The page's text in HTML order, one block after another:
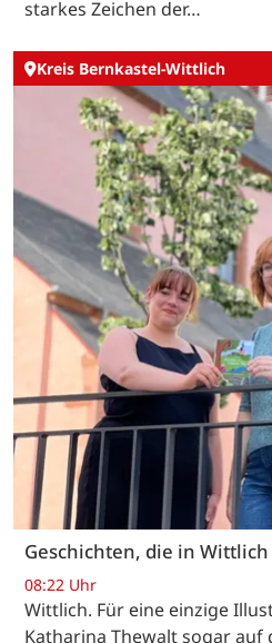
starkes Zeichen der…
Kreis Bernkastel-Wittlich
Geschichten, die in
08:22 Uhr
Wittlich. Für eine einzige
Katharina Thewalt sogar auf